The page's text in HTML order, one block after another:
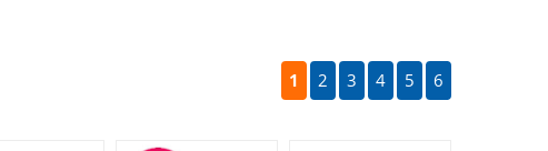
1 2 3 4 5 6